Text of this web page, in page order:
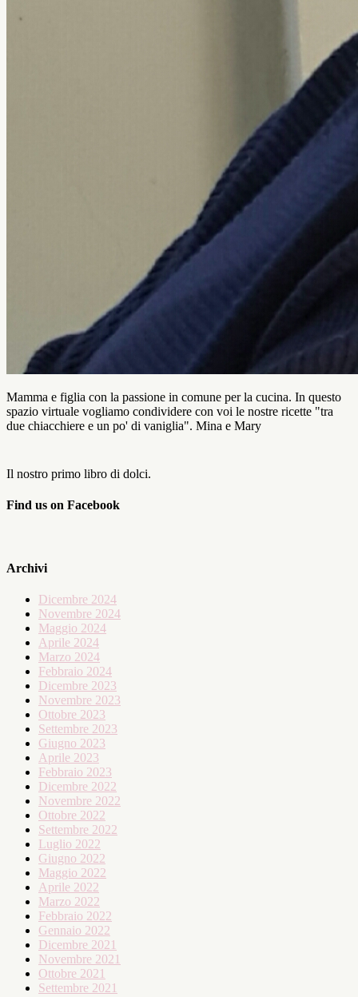
Mamma e figlia con la passione in comune per la cucina. In questo
spazio virtuale vogliamo condividere con voi le nostre ricette "tra
due chiacchiere e un po' di vaniglia". Mina e Mary
Il nostro primo libro di dolci.
Find us on Facebook
Archivi
Dicembre 2024
Novembre 2024
Maggio 2024
Aprile 2024
Marzo 2024
Febbraio 2024
Dicembre 2023
Novembre 2023
Ottobre 2023
Settembre 2023
Giugno 2023
Aprile 2023
Febbraio 2023
Dicembre 2022
Novembre 2022
Ottobre 2022
Settembre 2022
Luglio 2022
Giugno 2022
Maggio 2022
Aprile 2022
Marzo 2022
Febbraio 2022
Gennaio 2022
Dicembre 2021
Novembre 2021
Ottobre 2021
Settembre 2021